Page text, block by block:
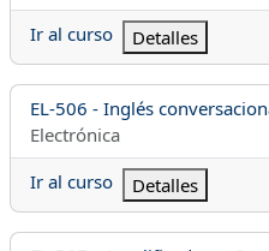
Ir al curso
Detalles
Nombre del curso
EL-506 - Inglés
Categoría del curso
Electrónica
Ir al curso
Detalles